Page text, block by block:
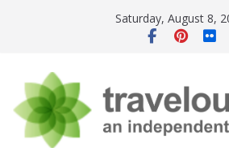
Saturday, August 8,